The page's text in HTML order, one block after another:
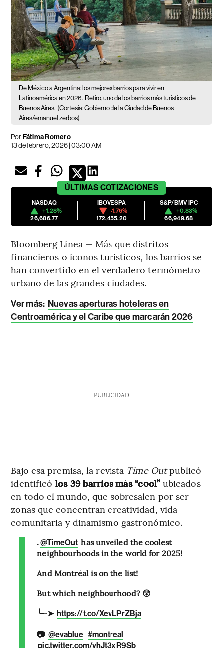
De México a Argentina: los mejores barrios para vivir en
Latinoamérica en 2026. Retiro, uno de los barrios más turísticos de
Buenos Aires. (Cortesía: Gobierno de la Ciudad de Buenos
Aires/emanuel zerbos)
PorFátima Romero
13 de febrero, 2026 | 03:00 AM
ÚLTIMAS COTIZACIONES
NASDAQ
+1.28%
26,686.77
IBOVESPA
-1.76%
172,455.20
S&P/BMV IPC
+0.83%
66,949.68
Bloomberg Línea — Más que distritos
financieros o íconos turísticos, los barrios se
han convertido en el verdadero termómetro
urbano de las grandes ciudades.
Ver más: Nuevas aperturas hoteleras en
Centroamérica y el Caribe que marcarán 2026
PUBLICIDAD
Bajo esa premisa, la revista Time Outpublicó
identificó los 39 barrios más “cool” ubicados
en todo el mundo, que sobresalen por ser
zonas que concentran creatividad, vida
comunitaria y dinamismo gastronómico.
.@TimeOut has unveiled the coolest
neighbourhoods in the world for 2025!
And Montréal is on the list!
But which neighbourhood? 😲
╰┈➤ https://t.co/XevLPrZBja
📷 @evablue #montreal
pic.twitter.com/vhJt3xR9Sb